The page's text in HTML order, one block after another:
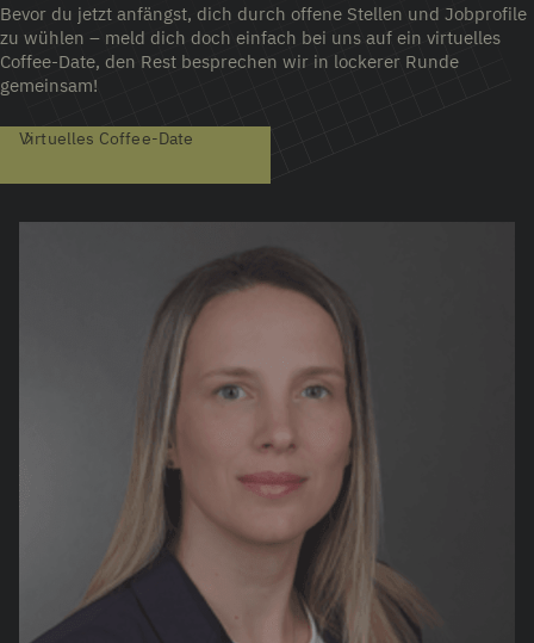
Bevor du jetzt anfängst, dich durch offene Stellen und Jobprofile
zu wühlen – meld dich doch einfach bei uns auf ein virtuelles
Coffee-Date, den Rest besprechen wir in lockerer Runde
gemeinsam!
Virtuelles Coffee-Date